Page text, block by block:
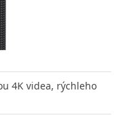
4K videa, rýchleho